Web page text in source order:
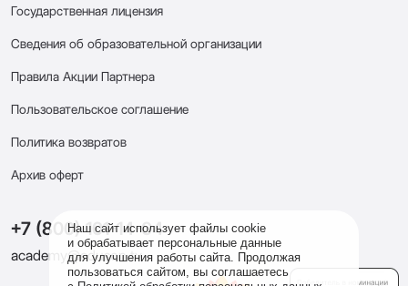
Государственная лицензия
Сведения об образовательной организации
Правила Акции Партнера
Пользовательское соглашение
Политика возвратов
Архив оферт
+7 (800) 101-14-04
academy@eduson.tv
Наш сайт использует файлы cookie
и обрабатывает персональные данные
для улучшения работы сайта. Продолжая
пользоваться сайтом, вы соглашаетесь